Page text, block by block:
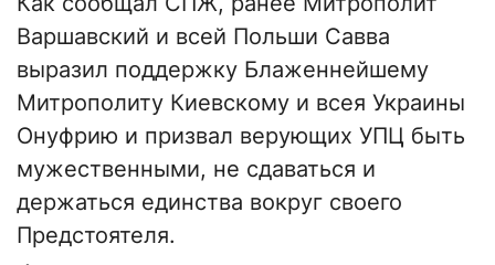
Варшавский и всей Польши Савва
выразил поддержку Блаженнейшему
Митрополиту Киевскому и всея Украины
Онуфрию и призвал верующих УПЦ быть
мужественными, не сдаваться и
держаться единства вокруг своего
Предстоятеля.